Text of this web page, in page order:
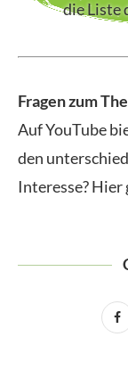
die Liste
Fragen zum
Auf YouTube
den
Interesse? Hier